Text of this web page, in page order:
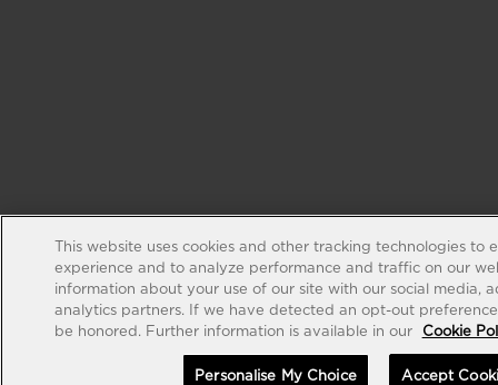
This website uses cookies and other tracking technologies to
experience and to analyze performance and traffic on our
information about your use of our site with our social media,
analytics partners. If we have detected an opt-out
be honored. Further information is available in our
Cookie
Personalise My Choice Accept